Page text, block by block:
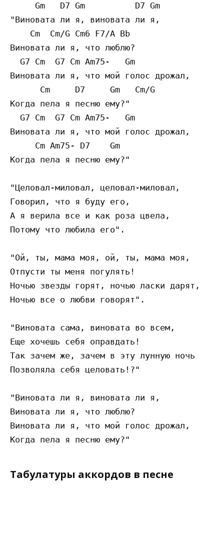
     Gm   D7 Gm          D7 Gm
"Виновата ли я, виновата ли я,
    Cm  Cm/G Cm6 F7/A Bb
Виновата ли я, что люблю?
  G7 Cm  G7 Cm Am75-   Gm
Виновата ли я, что мой голос дрожал,
      Cm     D7     Gm   Cm/G
Когда пела я песню ему?"
  G7 Cm  G7 Cm Am75-   Gm
Виновата ли я, что мой голос дрожал,
     Cm Am75- D7    Gm
Когда пела я песню ему?"
"Целовал-миловал, целовал-миловал,
Говорил, что я буду его,
А я верила все и как роза цвела,
Потому что любила его".
"Ой, ты, мама моя, ой, ты, мама моя,
Отпусти ты меня погулять!
Ночью звезды горят, ночью ласки дарят,
Ночью все о любви говорят".
"Виновата сама, виновата во всем,
Еще хочешь себя оправдать!
Так зачем же, зачем в эту лунную ночь
Позволяла себя целовать!?"
"Виновата ли я, виновата ли я,
Виновата ли я, что люблю?
Виновата ли я, что мой голос дрожал,
Табулатуры аккордов в песне